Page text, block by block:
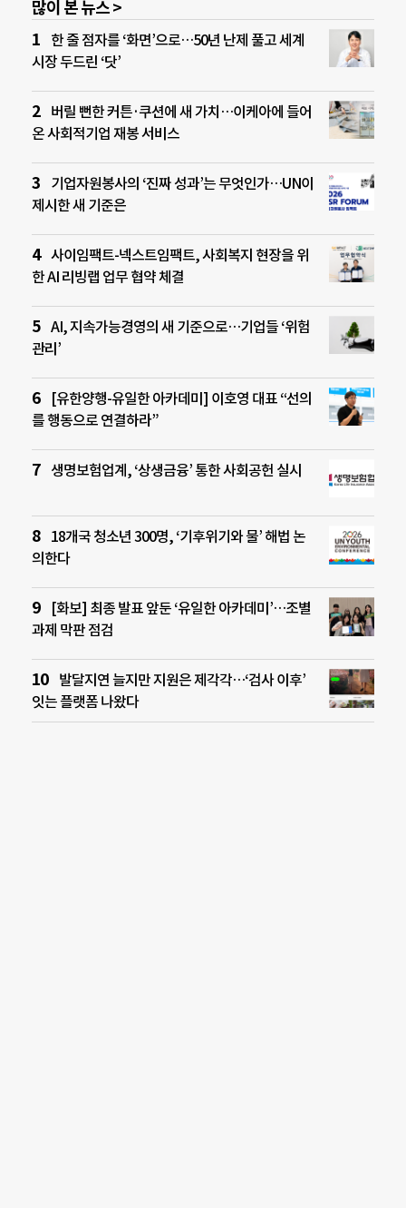
많이 본 뉴스 >
한 줄 점자를 ‘화면’으로…50년 난제 풀고 세계
시장 두드린 ‘닷’
버릴 뻔한 커튼·쿠션에 새 가치…이케아에 들어
온 사회적기업 재봉 서비스
기업자원봉사의 ‘진짜 성과’는 무엇인가…UN이
제시한 새 기준은
사이임팩트-넥스트임팩트, 사회복지 현장을 위
한 AI 리빙랩 업무 협약 체결
AI, 지속가능경영의 새 기준으로…기업들 ‘위험
관리’
[유한양행-유일한 아카데미] 이호영 대표 “선의
를 행동으로 연결하라”
생명보험업계, ‘상생금융’ 통한 사회공헌 실시
18개국 청소년 300명, ‘기후위기와 물’ 해법 논
의한다
[화보] 최종 발표 앞둔 ‘유일한 아카데미’…조별
과제 막판 점검
발달지연 늘지만 지원은 제각각…‘검사 이후’
잇는 플랫폼 나왔다